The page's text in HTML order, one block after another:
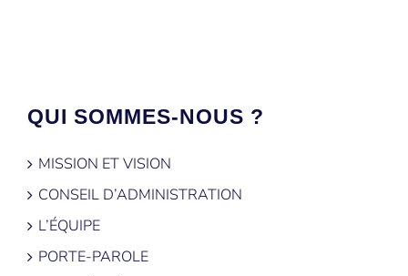
QUI SOMMES-NOUS ?
MISSION ET VISION
CONSEIL D’ADMINISTRATION
L’ÉQUIPE
PORTE-PAROLE